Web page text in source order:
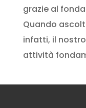
grazie al
Quando
infatti, il
attività